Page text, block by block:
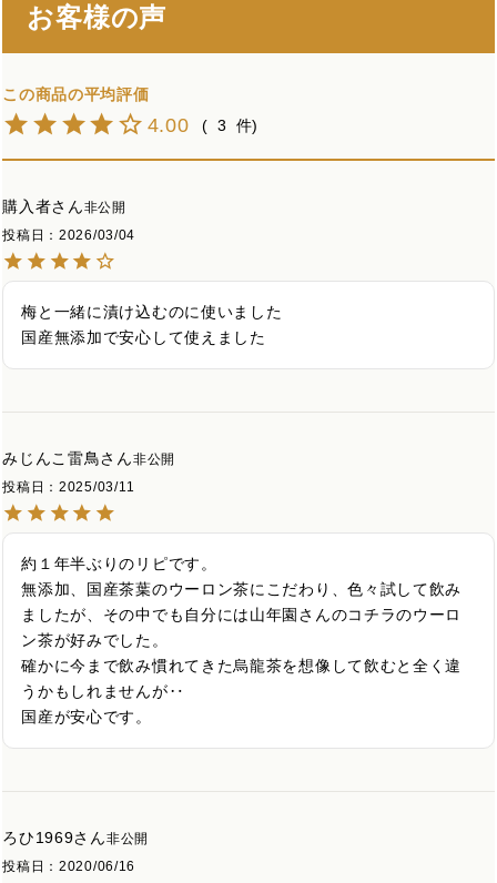
お客様の声
4.00 3
購入者
非公開
投稿日
2026/03/04
梅と一緒に漬け込むのに使いました
国産無添加で安心して使えました
みじんこ雷鳥
非公開
投稿日
2025/03/11
約１年半ぶりのリピです。
無添加、国産茶葉のウーロン茶にこだわり、色々試して飲み
ましたが、その中でも自分には山年園さんのコチラのウーロ
ン茶が好みでした。
確かに今まで飲み慣れてきた烏龍茶を想像して飲むと全く違
うかもしれませんが‥
国産が安心です。
ろひ1969
非公開
投稿日
2020/06/16